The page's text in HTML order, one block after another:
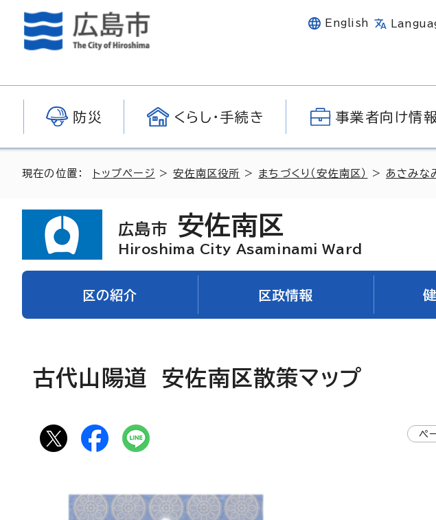
English
防災 くらし・手続き 事業者向け情報
現在の位置： トップページ >安佐南区役所 > まちづくり（安佐南区） > あさみな
広島市 安佐南区
Hiroshima City Asaminami Ward
区の紹介 区政情報
古代山陽道 安佐南区散策マップ
ペ